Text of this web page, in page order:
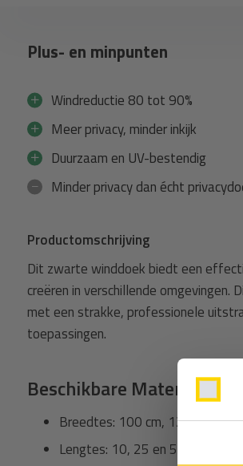
Plus- en minpunten
Windreductie 80 tot 90%
Meer privacy, minder inkijk
Duurzaam en UV-bestendig
Minder privacy dan écht
Productomschrijving
Dit zwarte winddoek biedt een
creëren in verschillende
met een strakke, professionele
toepassingen.
Beschikbare Maten
Breedtes: 100 cm, 120 cm,
Lengtes: 10, 25 en 50 meter